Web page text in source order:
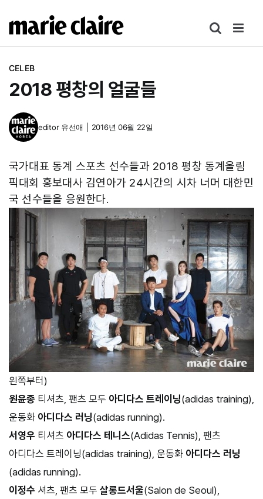
텐
건CELEB
2018 평창의 얼굴들
editor 유선애 2016년 06월 22일
국가대표 동계 스포츠 선수들과 2018 평창 동계올림
픽대회 홍보대사 김연아가 24시간의 시차 너머 대한민
국 선수들을 응원한다.
왼쪽부터)
원윤종 티셔츠, 팬츠 모두 아디다스 트레이닝(adidas training),
운동화 아디다스 러닝(adidas running).
서영우 티셔츠 아디다스 테니스(Adidas Tennis), 팬츠
아디다스 트레이닝(adidas training), 운동화 아디다스 러닝
(adidas running).
이정수 셔츠, 팬츠 모두 살롱드서울(Salon de Seoul),